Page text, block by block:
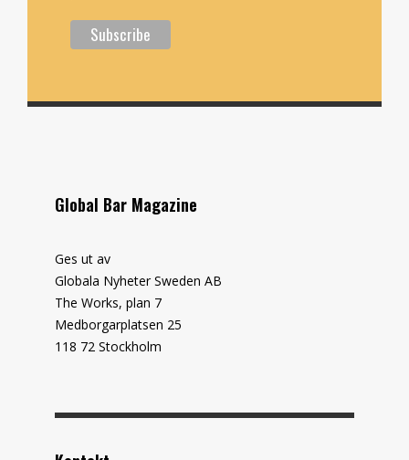
Global Bar Magazine
Ges ut av
Globala Nyheter Sweden AB
The Works, plan 7
Medborgarplatsen 25
118 72 Stockholm